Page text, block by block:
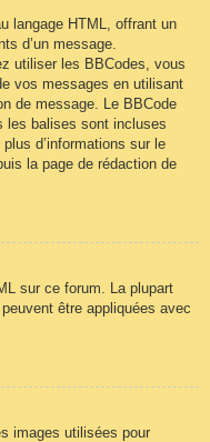
langage HTML, offrant un
d’un message.
utiliser les BBCodes, vous
vos messages en utilisant
de message. Le BBCode
les balises sont incluses
d’informations sur le
la page de rédaction de
sur ce forum. La plupart
être appliquées avec
images utilisées pour